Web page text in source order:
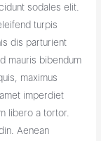
sodales elit.
turpis
dis parturient
mauris bibendum
maximus
imperdiet
libero a tortor.
Aenean